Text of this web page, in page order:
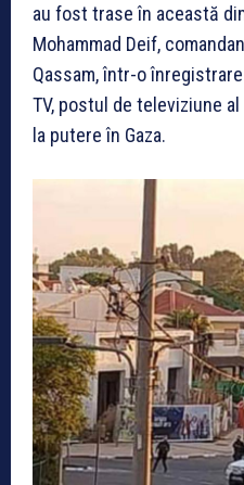
au fost trase în această
Mohammad Deif,
Qassam, într-o
TV, postul de televiziune
la putere în Gaza.